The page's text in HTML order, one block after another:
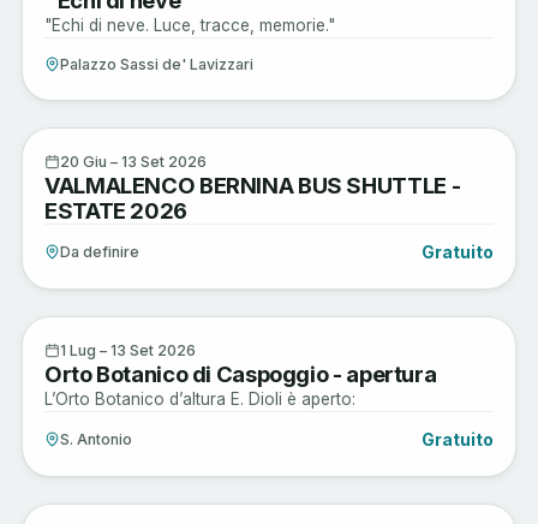
"Echi di neve. Luce, tracce, memorie."
Palazzo Sassi de' Lavizzari
Sagre e Tradizioni
GIU
20 Giu – 13 Set 2026
VALMALENCO BERNINA BUS SHUTTLE -
ESTATE 2026
Da definire Gratuito
Arte e Cultura
1 Lug – 13 Set 2026
Orto Botanico di Caspoggio - apertura
L’Orto Botanico d’altura E. Dioli è aperto:
S. Antonio Gratuito